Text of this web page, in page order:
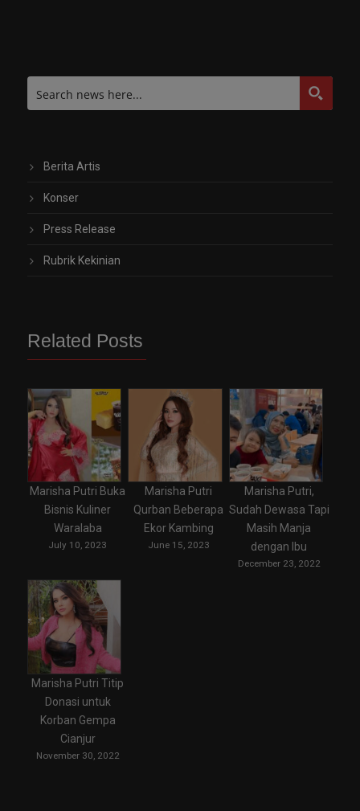
Berita Artis
Konser
Press Release
Rubrik Kekinian
Related Posts
Marisha Putri Buka
Bisnis Kuliner
Waralaba
July 10, 2023
Marisha Putri
Qurban Beberapa
Ekor Kambing
June 15, 2023
Marisha Putri,
Sudah Dewasa Tapi
Masih Manja
dengan Ibu
December 23, 2022
Marisha Putri Titip
Donasi untuk
Korban Gempa
Cianjur
November 30, 2022